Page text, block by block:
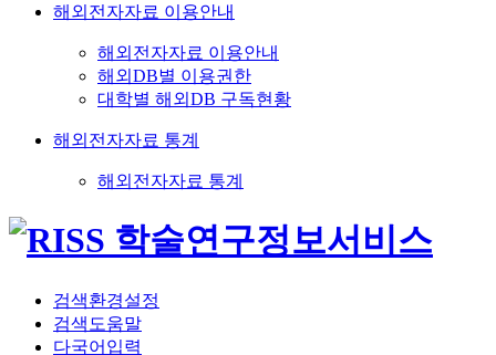
해외전자자료 이용안내
해외전자자료 이용안내
해외DB별 이용권한
대학별 해외DB 구독현황
해외전자자료 통계
해외전자자료 통계
검색환경설정
검색도움말
다국어입력